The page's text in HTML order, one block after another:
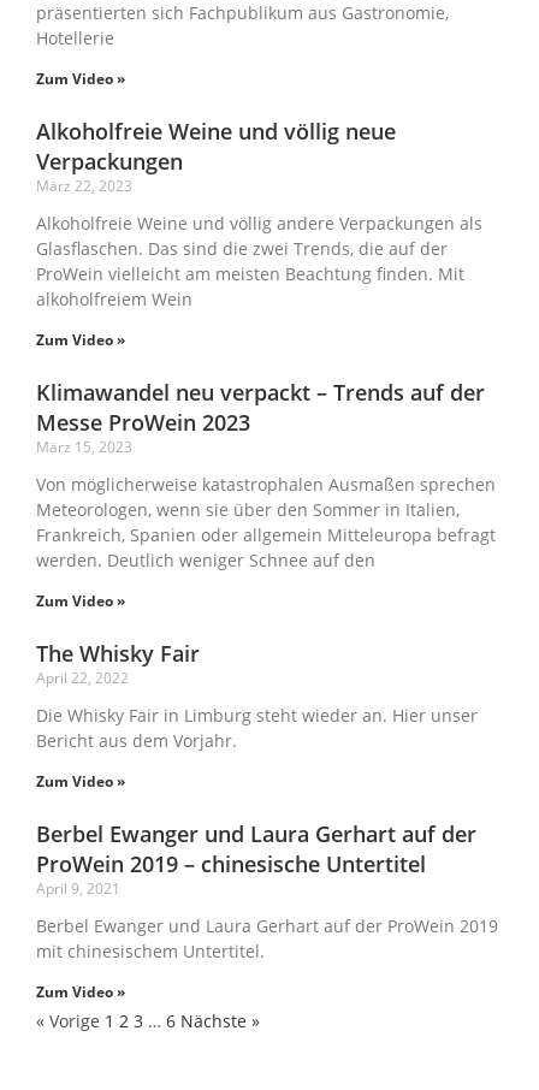
präsentierten sich Fachpublikum aus Gastronomie,
Hotellerie
Zum Video »
Alkoholfreie Weine und völlig neue
Verpackungen
März 22, 2023
Alkoholfreie Weine und völlig andere Verpackungen als
Glasflaschen. Das sind die zwei Trends, die auf der
ProWein vielleicht am meisten Beachtung finden. Mit
alkoholfreiem Wein
Zum Video »
Klimawandel neu verpackt – Trends auf der
Messe ProWein 2023
März 15, 2023
Von möglicherweise katastrophalen Ausmaßen sprechen
Meteorologen, wenn sie über den Sommer in Italien,
Frankreich, Spanien oder allgemein Mitteleuropa befragt
werden. Deutlich weniger Schnee auf den
Zum Video »
The Whisky Fair
April 22, 2022
Die Whisky Fair in Limburg steht wieder an. Hier unser
Bericht aus dem Vorjahr.
Zum Video »
Berbel Ewanger und Laura Gerhart auf der
ProWein 2019 – chinesische Untertitel
April 9, 2021
Berbel Ewanger und Laura Gerhart auf der ProWein 2019
mit chinesischem Untertitel.
Zum Video »
« Vorige 1 2 3 … 6 Nächste »